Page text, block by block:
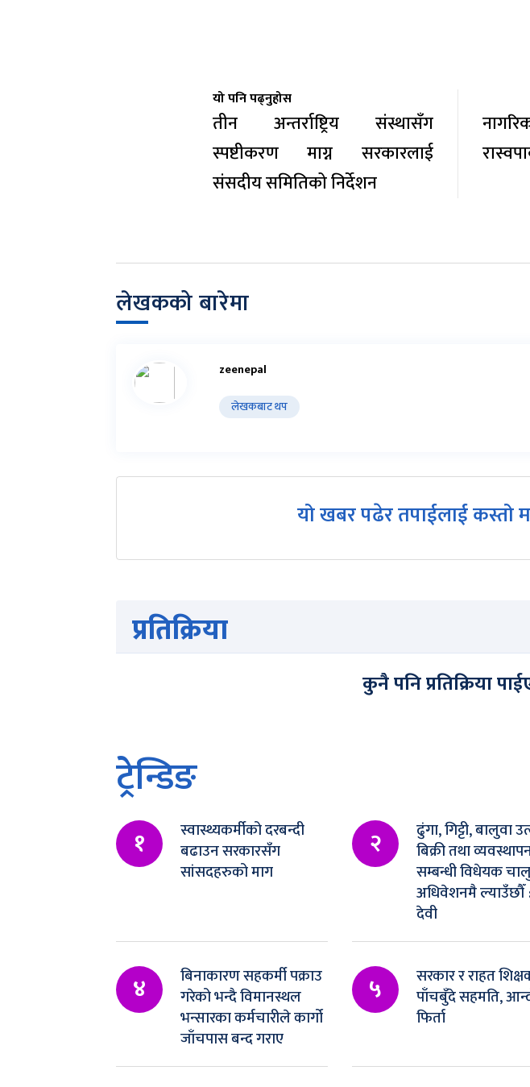
यो पनि पढ्नुहोस
तीन अन्तर्राष्ट्रिय संस्थासँग
स्पष्टीकरण माग्न सरकारलाई
संसदीय समितिको निर्देशन
लेखकको बारेमा
zeenepal
लेखकबाट थप
यो खबर पढेर तपाईलाई कस्तो
प्रतिक्रिया
कुनै पनि प्रतिक्रिया
ट्रेन्डिङ
१
स्वास्थ्यकर्मीको दरबन्दी
बढाउन सरकारसँग
सांसदहरुको माग
२
ढुंगा, गिट्टी, बालुवा
बिक्री तथा
सम्बन्धी विधेयक
अधिवेशनमै ल्याउँछौँ :
देवी
४
बिनाकारण सहकर्मी पक्राउ
गरेको भन्दै विमानस्थल
भन्सारका कर्मचारीले कार्गो
जाँचपास बन्द गराए
५
सरकार र राहत
पाँचबुँदे सहमति,
फिर्ता